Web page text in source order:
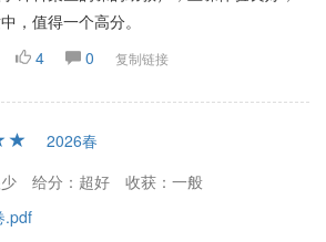
，值得一个高分。
4 0 复制链接
2026春
给分：超好
收获：一般
.pdf